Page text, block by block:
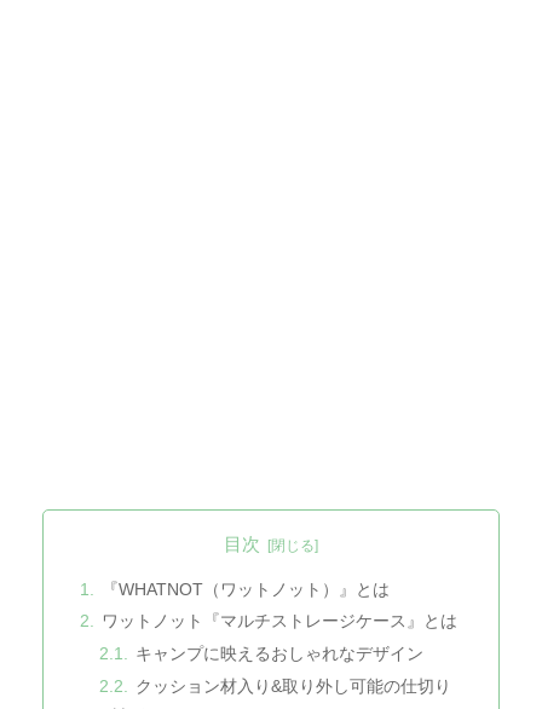
目次
『WHATNOT（ワットノット）』とは
ワットノット『マルチストレージケース』とは
キャンプに映えるおしゃれなデザイン
クッション材入り&取り外し可能の仕切り